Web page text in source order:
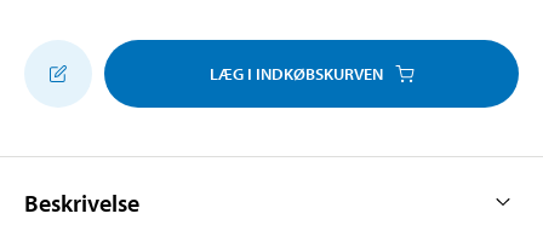
LÆG I INDKØBSKURVEN
Beskrivelse